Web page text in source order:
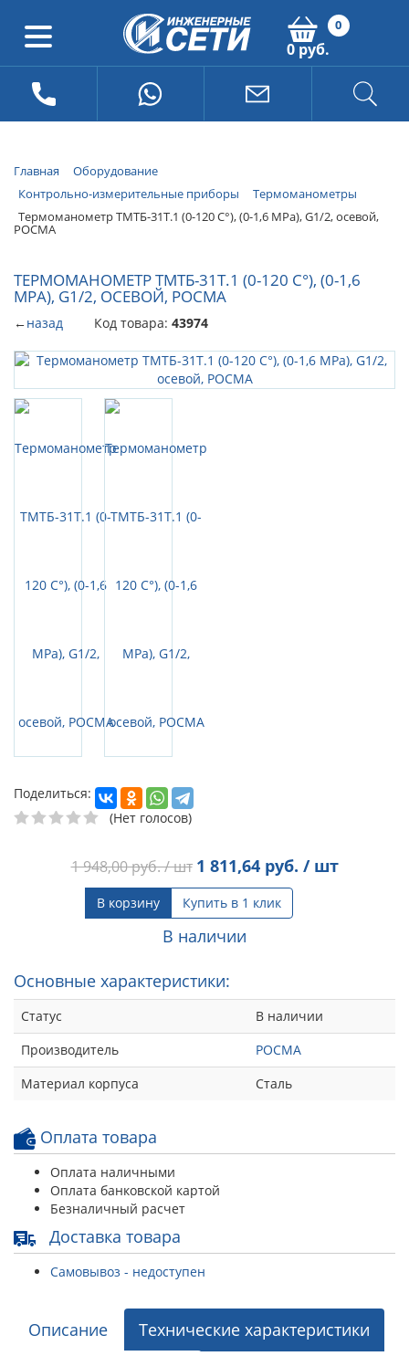
0
0 руб.
Главная
Оборудование
Контрольно-измерительные приборы
Термоманометры
Термоманометр ТМТБ-31Т.1 (0-120 С°), (0-1,6 МРа), G1/2, осевой,
РОСМА
ТЕРМОМАНОМЕТР ТМТБ-31Т.1 (0-120 С°), (0-1,6
МРА), G1/2, ОСЕВОЙ, РОСМА
←назад Код товара: 43974
Поделиться:
(Нет голосов)
1 948,00руб. / шт 1 811,64руб. / шт
В корзину Купить в 1 клик
В наличии
Основные характеристики:
Статус
В наличии
Производитель
РОСМА
Материал корпуса
Сталь
Оплата товара
Оплата наличными
Оплата банковской картой
Безналичный расчет
Доставка товара
Самовывоз - недоступен
Описание
Технические характеристики